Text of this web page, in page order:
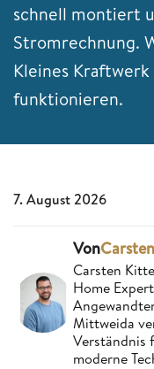
schnell montiert
Stromrechnung.
Kleines
funktionieren.
7. August 2026
Von
Carsten
Home
Mittweida
Verständnis
moderne